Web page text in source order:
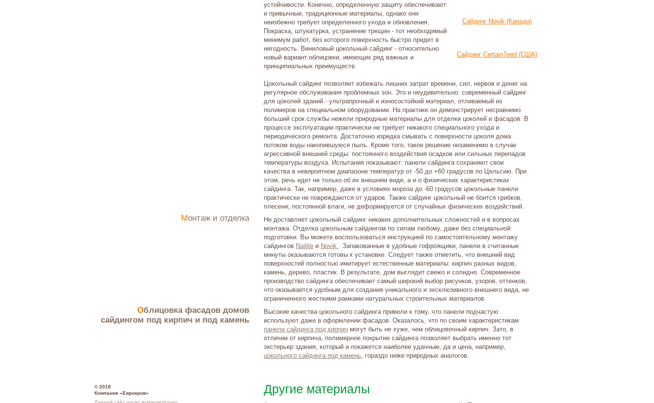
Сайдинг Novik (Канада)
Сайдинг CertainTeed (США)
устойчивости. Конечно, определенную защиту обеспечивают
и привычные, традиционные материалы, однако они
неизбежно требует определенного ухода и обновления.
Покраска, штукатурка, устранение трещин - тот необходимый
минимум работ, без которого поверхность быстро придет в
негодность. Виниловый цокольный сайдинг - относительно
новый вариант облицовки, имеющих ряд важных и
принципиальных преимуществ.
Цокольный сайдинг позволяет избежать лишних затрат времени, сил, нервов и денег на
регулярное обслуживания проблемных зон. Это и неудивительно: современный сайдинг
для цоколей зданий - ультрапрочный и износостойкий материал, отливаемый из
полимеров на специальном оборудовании. На практике он демонстрирует несравнимо
больший срок службы нежели природные материалы для отделки цоколей и фасадов. В
процессе эксплуатации практически не требует никакого специального ухода и
периодического ремонта. Достаточно изредка смывать с поверхности цоколя дома
потоком воды накопившуюся пыль. Кроме того, такое решение незаменимо в случае
агрессивной внешней среды: постоянного воздействия осадков или сильных перепадов
температуры воздуха. Испытания показывают: панели сайдинга сохраняют свои
качества в невероятном диапазоне температур от -50 до +60 градусов по Цельсию. При
этом, речь идет не только об их внешнем виде, а и о физических характеристиках
сайдинга. Так, например, даже в условиях мороза до -60 градусов цокольные панели
практически не повреждаются от ударов. Также сайдинг цокольный не боится грибков,
плесени, постоянной влаги, не деформируется от случайных физических воздействий.
Монтаж и отделка
Не доставляет цокольный сайдинг никаких дополнительных сложностей и в вопросах
монтажа. Отделка цокольным сайдингом по силам любому, даже без специальной
подготовки. Вы можете воспользоваться инструкцией по самостоятельному монтажу
сайдингов Nailite и Novik . Запакованные в удобные гофроящики, панели в считанные
минуты оказываются готовы к установке. Следует также отметить, что внешний вид
поверхностей полностью имитирует естественные материалы: кирпич разных видов,
камень, дерево, пластик. В результате, дом выглядит свежо и солидно. Современное
производство сайдинга обеспечивает самый широкий выбор рисунков, узоров, оттенков,
что оказывается удобным для создания уникального и эксклюзивного внешнего вида, не
ограниченного жесткими рамками натуральных строительных материалов.
Облицовка фасадов домов
сайдингом под кирпич и под камень
Высокие качества цокольного сайдинга привели к тому, что панели подчастую
используют даже в оформлении фасадов. Оказалось, что по своим характеристикам
панели сайдинга под кирпич могут быть не хуже, чем облицовочный кирпич. Зато, в
отличии от кирпича, полимерное покрытие сайдинга позволяет выбрать именно тот
экстерьер здания, который и покажется наиболее удачным, да и цена, например,
цокольного сайдинга под камень, гораздо ниже природных аналогов.
© 2018
Компания «Еврокров»
Данный сайт носит исключительно
Другие материалы